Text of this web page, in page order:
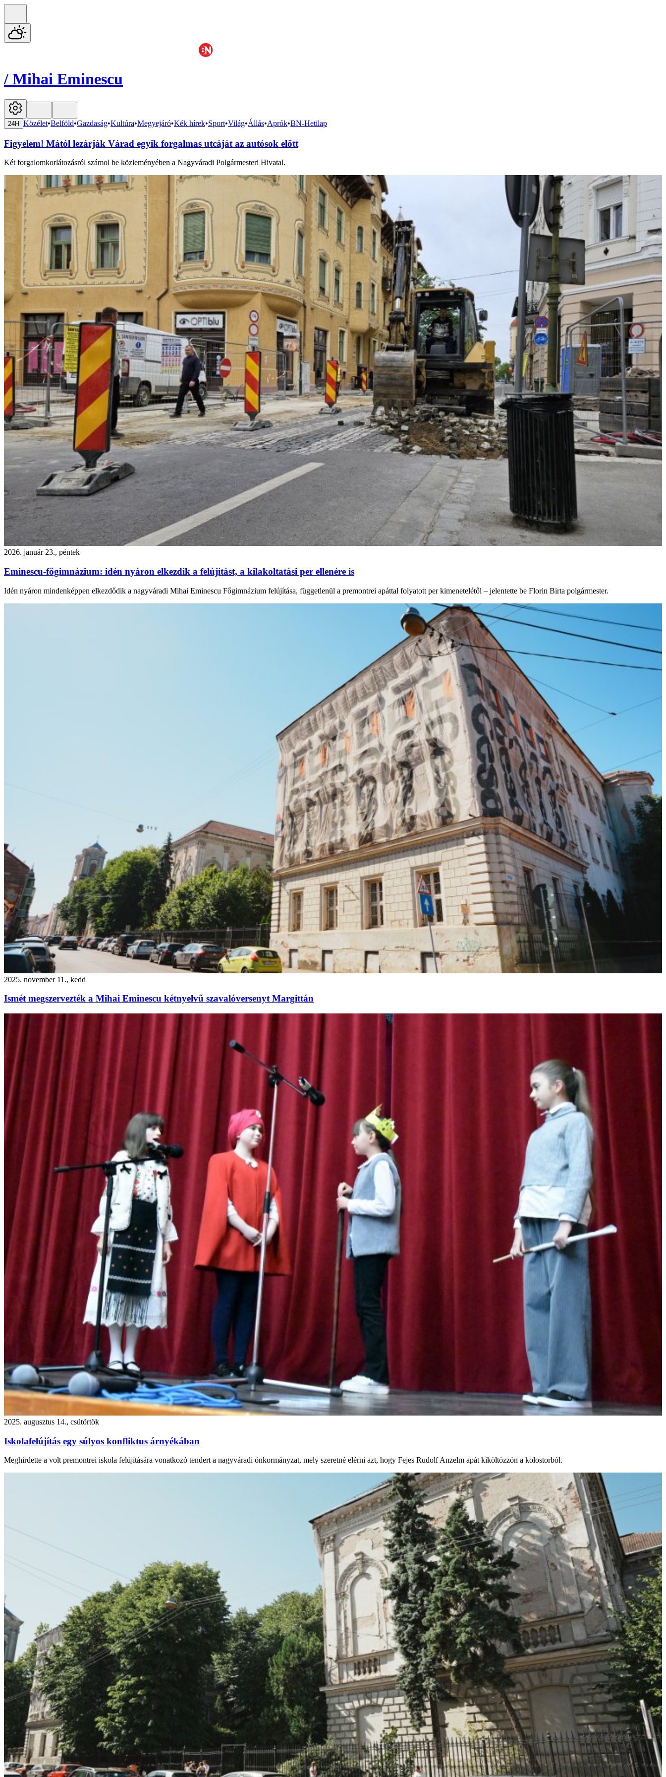
/ Mihai Eminescu
24H Közélet•Belföld•Gazdaság•Kultúra•Megyejáró•Kék hírek•Sport•Világ•Állás•Aprók•BN-Hetilap
Figyelem! Mától lezárják Várad egyik forgalmas utcáját az autósok előtt
Két forgalomkorlátozásról számol be közleményében a Nagyváradi Polgármesteri Hivatal.
2026. január 23., péntek
Eminescu-főgimnázium: idén nyáron elkezdik a felújítást, a kilakoltatási per ellenére is
Idén nyáron mindenképpen elkezdődik a nagyváradi Mihai Eminescu Főgimnázium felújítása, függetlenül a premontrei apáttal folyatott per kimenetelétől – jelentette be Florin Birta polgármester.
2025. november 11., kedd
Ismét megszervezték a Mihai Eminescu kétnyelvű szavalóversenyt Margittán
2025. augusztus 14., csütörtök
Iskolafelújítás egy súlyos konfliktus árnyékában
Meghirdette a volt premontrei iskola felújítására vonatkozó tendert a nagyváradi önkormányzat, mely szeretné elérni azt, hogy Fejes Rudolf Anzelm apát kiköltözzön a kolostorból.